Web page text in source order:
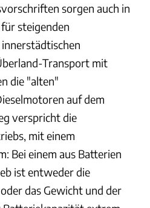
sorgen auch in
steigenden
Transport mit
die "alten"
auf dem
verspricht die
mit einem
Bei einem aus Batterien
ist entweder die
das Gewicht und der